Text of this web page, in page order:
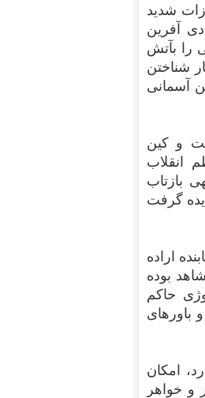
شدید
آفرین
را بآتش
شناختن
آسمانی
و کین
انقلاب
بازتاب
گرفت
اراده
بوده
حاکم
باورهای
امکان
و خواهر